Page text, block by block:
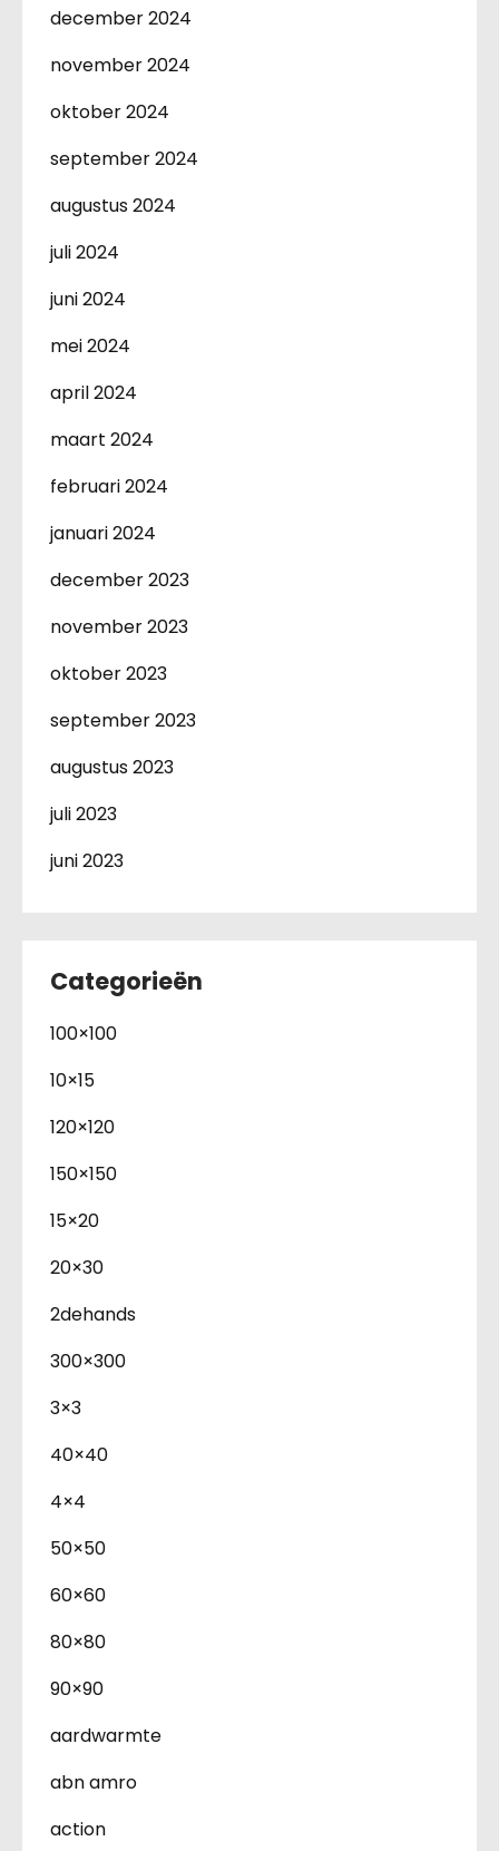
december 2024
november 2024
oktober 2024
september 2024
augustus 2024
juli 2024
juni 2024
mei 2024
april 2024
maart 2024
februari 2024
januari 2024
december 2023
november 2023
oktober 2023
september 2023
augustus 2023
juli 2023
juni 2023
Categorieën
100×100
10×15
120×120
150×150
15×20
20×30
2dehands
300×300
3×3
40×40
4×4
50×50
60×60
80×80
90×90
aardwarmte
abn amro
action